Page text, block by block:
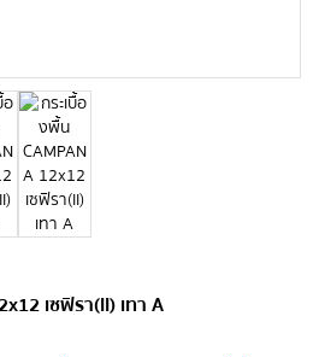
เซฟิรา(II) เทา A